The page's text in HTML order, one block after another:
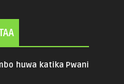
huwa katika Pwani